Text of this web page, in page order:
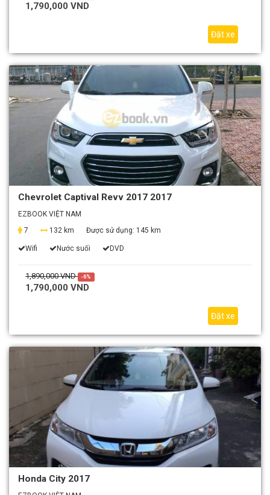
1,790,000 VND
Đặt xe
Chevrolet Captival Revv 2017 2017
EZBOOK VIỆT NAM
7
132 km Được sử dụng: 145 km
Wifi Nước suối DVD
1,890,000 VND -6%
1,790,000 VND
Đặt xe
Honda City 2017